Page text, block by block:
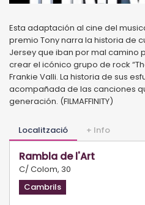
Esta adaptación al cine del
premio Tony narra la historia de
Jersey que iban por mal camino
crear el icónico grupo de rock
Frankie Valli. La historia de sus
acompañada de las canciones
generación. (FILMAFFINITY)
Localització + Info
Rambla de l'Art
C/ Colom, 30
Cambrils